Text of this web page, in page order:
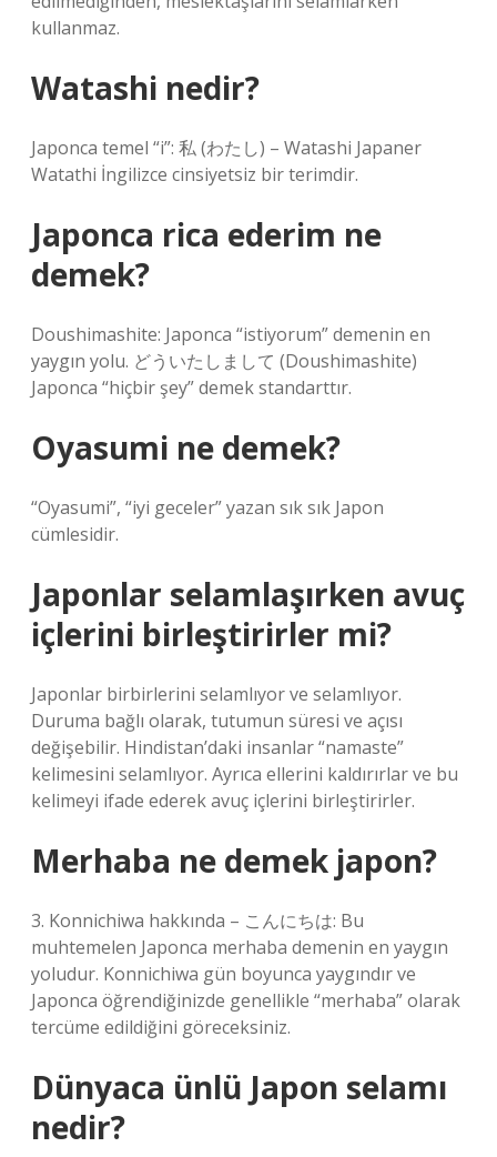
kullanmaz.
Watashi nedir?
Japonca temel “i”: 私 (わたし) – Watashi Japaner
Watathi İngilizce cinsiyetsiz bir terimdir.
Japonca rica ederim ne
demek?
Doushimashite: Japonca “istiyorum” demenin en
yaygın yolu. どういたしまして (Doushimashite)
Japonca “hiçbir şey” demek standarttır.
Oyasumi ne demek?
“Oyasumi”, “iyi geceler” yazan sık sık Japon
cümlesidir.
Japonlar selamlaşırken avuç
içlerini birleştirirler mi?
Japonlar birbirlerini selamlıyor ve selamlıyor.
Duruma bağlı olarak, tutumun süresi ve açısı
değişebilir. Hindistan’daki insanlar “namaste”
kelimesini selamlıyor. Ayrıca ellerini kaldırırlar ve bu
kelimeyi ifade ederek avuç içlerini birleştirirler.
Merhaba ne demek japon?
3. Konnichiwa hakkında – こんにちは: Bu
muhtemelen Japonca merhaba demenin en yaygın
yoludur. Konnichiwa gün boyunca yaygındır ve
Japonca öğrendiğinizde genellikle “merhaba” olarak
tercüme edildiğini göreceksiniz.
Dünyaca ünlü Japon selamı
nedir?